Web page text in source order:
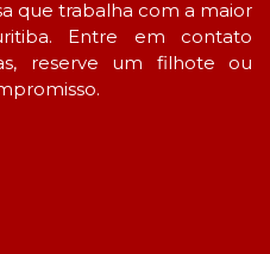
que trabalha com a maior
Entre em contato
reserve um filhote ou